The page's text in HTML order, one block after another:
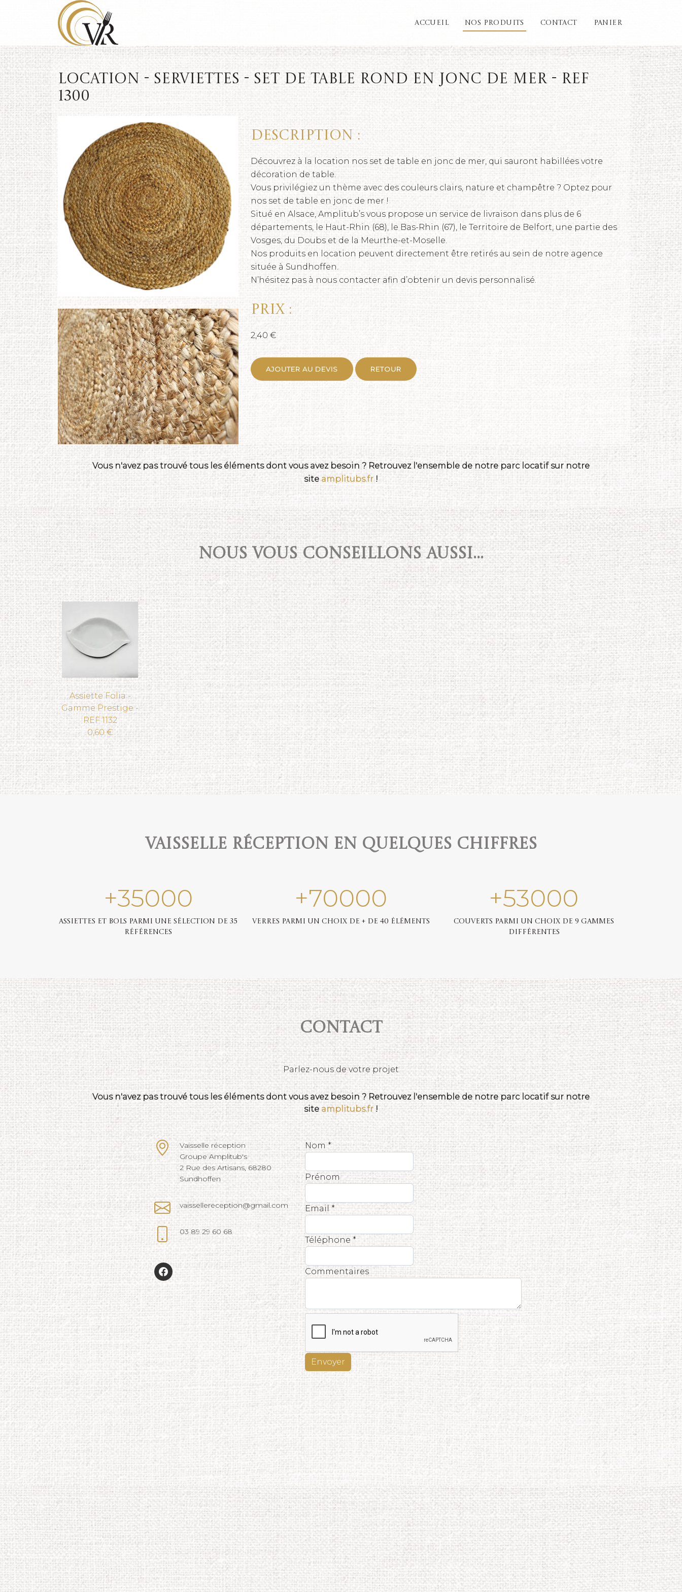
ACCUEIL NOS PRODUITS CONTACT PANIER
Location - Serviettes - Set de table rond en jonc de mer - REF
1300
Description :
Découvrez à la location nos set de table en jonc de mer, qui sauront habillées votre
décoration de table.
Vous privilégiez un thème avec des couleurs clairs, nature et champêtre ? Optez pour
nos set de table en jonc de mer !
Situé en Alsace, Amplitub’s vous propose un service de livraison dans plus de 6
départements, le Haut-Rhin (68), le Bas-Rhin (67), le Territoire de Belfort, une partie des
Vosges, du Doubs et de la Meurthe-et-Moselle.
Nos produits en location peuvent directement être retirés au sein de notre agence
située à Sundhoffen.
N’hésitez pas à nous contacter afin d’obtenir un devis personnalisé.
Prix :
2,40 €
AJOUTER AU DEVIS RETOUR
Vous n'avez pas trouvé tous les éléments dont vous avez besoin ? Retrouvez l'ensemble de notre parc locatif sur notre
siteamplitubs.fr!
NOUS VOUS CONSEILLONS AUSSI...
Assiette Folia -
Gamme Prestige -
REF 1132
0,60 €
Vaisselle réception en quelques chiffres
+35000
Assiettes et bols parmi une sélection de 35
références
+70000
Verres parmi un choix de + de 40 éléments
+53000
Couverts parmi un choix de 9 gammes
différentes
Contact
Parlez-nous de votre projet
Vous n'avez pas trouvé tous les éléments dont vous avez besoin ? Retrouvez l'ensemble de notre parc locatif sur notre
site amplitubs.fr !
Vaisselle réception
Groupe Amplitub's
2 Rue des Artisans, 68280
Sundhoffen
vaissellereception@gmail.com
03 89 29 60 68
Nom *
Prénom
Email *
Téléphone *
Commentaires
Envoyer